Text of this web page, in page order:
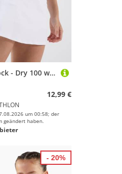
Damen Tennisrock - Dry 100 weiss
12,99 €
um 00:58; der
geändert haben.
- 20%